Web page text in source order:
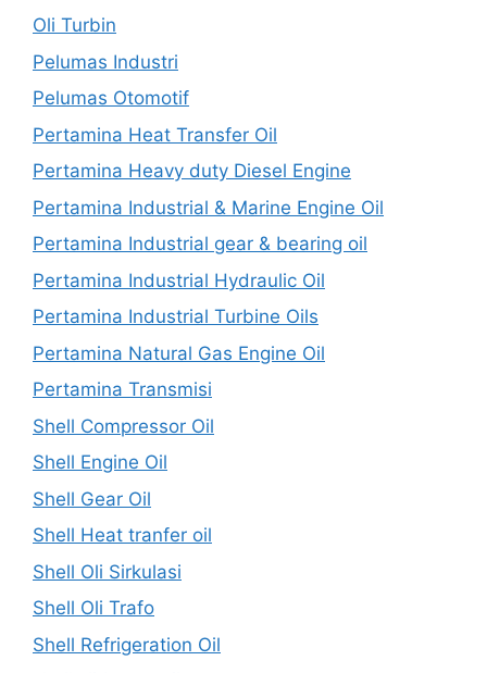
Oli Turbin
Pelumas Industri
Pelumas Otomotif
Pertamina Heat Transfer Oil
Pertamina Heavy duty Diesel Engine
Pertamina Industrial & Marine Engine Oil
Pertamina Industrial gear & bearing oil
Pertamina Industrial Hydraulic Oil
Pertamina Industrial Turbine Oils
Pertamina Natural Gas Engine Oil
Pertamina Transmisi
Shell Compressor Oil
Shell Engine Oil
Shell Gear Oil
Shell Heat tranfer oil
Shell Oli Sirkulasi
Shell Oli Trafo
Shell Refrigeration Oil